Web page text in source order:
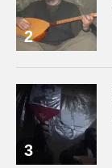
2
3